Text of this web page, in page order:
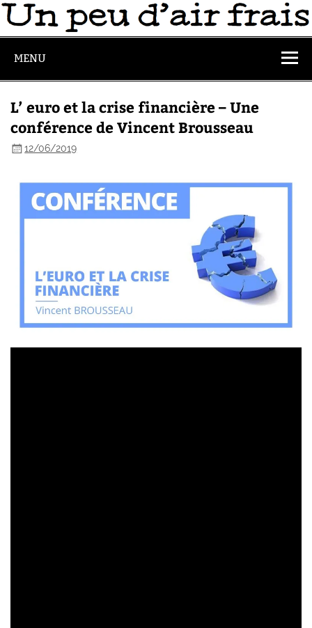
MENU
L’ euro et la crise financière – Une
conférence de Vincent Brousseau
12/06/2019